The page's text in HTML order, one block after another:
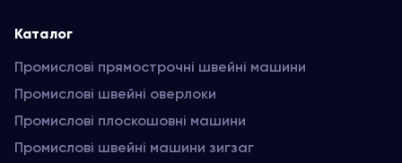
Каталог
Промислові прямострочні швейні машини
Промислові швейні оверлоки
Промислові плоскошовні машини
Промислові швейні машини зигзаг